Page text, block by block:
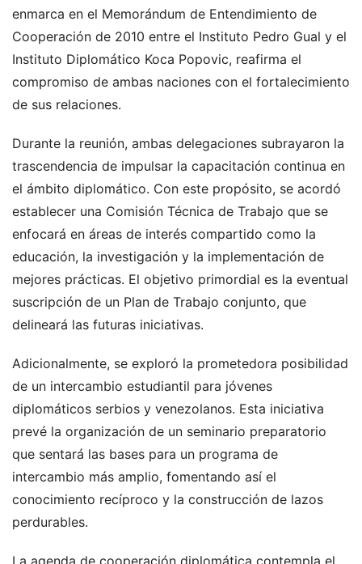
enmarca en el Memorándum de Entendimiento de
Cooperación de 2010 entre el Instituto Pedro Gual y el
Instituto Diplomático Koca Popovic, reafirma el
compromiso de ambas naciones con el fortalecimiento
de sus relaciones.
Durante la reunión, ambas delegaciones subrayaron la
trascendencia de impulsar la capacitación continua en
el ámbito diplomático. Con este propósito, se acordó
establecer una Comisión Técnica de Trabajo que se
enfocará en áreas de interés compartido como la
educación, la investigación y la implementación de
mejores prácticas. El objetivo primordial es la eventual
suscripción de un Plan de Trabajo conjunto, que
delineará las futuras iniciativas.
Adicionalmente, se exploró la prometedora posibilidad
de un intercambio estudiantil para jóvenes
diplomáticos serbios y venezolanos. Esta iniciativa
prevé la organización de un seminario preparatorio
que sentará las bases para un programa de
intercambio más amplio, fomentando así el
conocimiento recíproco y la construcción de lazos
perdurables.
La agenda de cooperación diplomática contempla el